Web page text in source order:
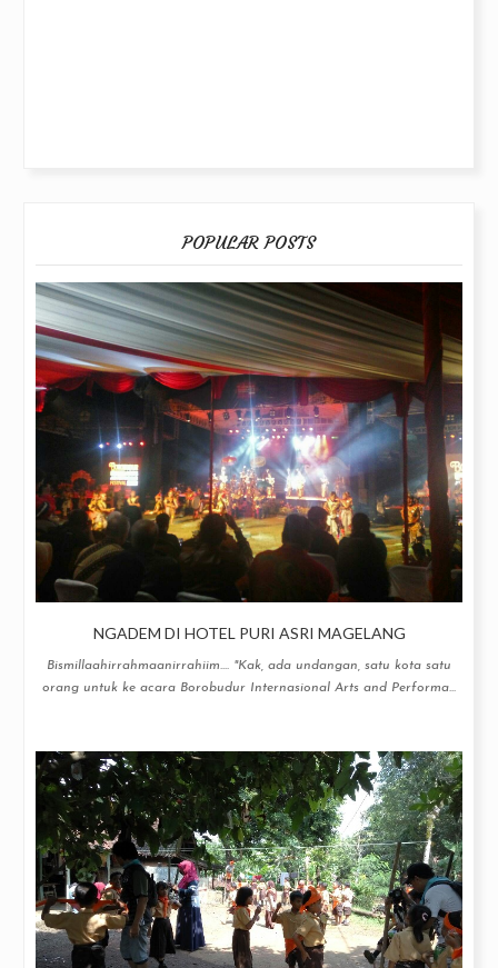
POPULAR POSTS
NGADEM DI HOTEL PURI ASRI MAGELANG
Bismillaahirrahmaanirrahiim.... "Kak, ada undangan, satu kota satu
orang untuk ke acara Borobudur Internasional Arts and Performa...